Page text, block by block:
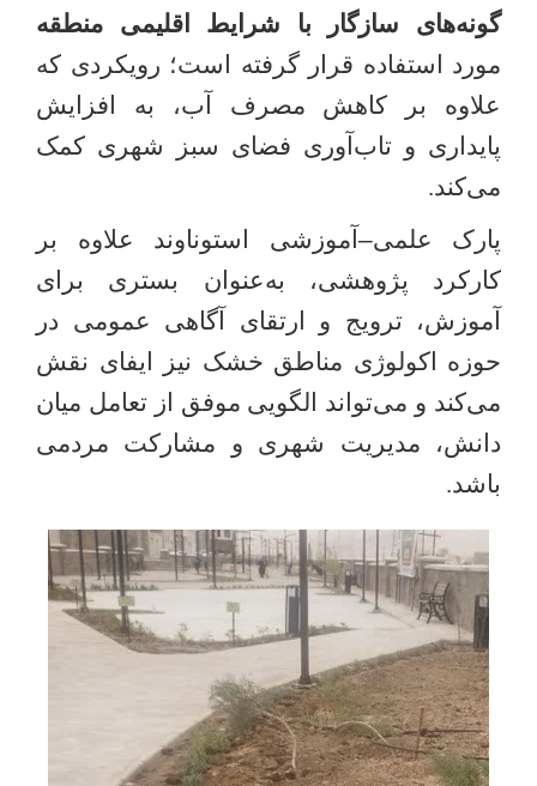
گونه‌های سازگار با شرایط اقلیمی منطقه
مورد استفاده قرار گرفته است؛ رویکردی که
علاوه بر کاهش مصرف آب، به افزایش
پایداری و تاب‌آوری فضای سبز شهری کمک
می‌کند.
پارک علمی– آموزشی استوناوند علاوه بر
کارکرد پژوهشی، به‌عنوان بستری برای
آموزش، ترویج و ارتقای آگاهی عمومی در
حوزه اکولوژی مناطق خشک نیز ایفای نقش
می‌کند و می‌تواند الگویی موفق از تعامل میان
دانش، مدیریت شهری و مشارکت مردمی
باشد.